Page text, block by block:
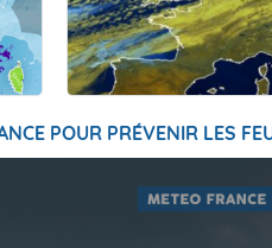
POUR PRÉVENIR LES